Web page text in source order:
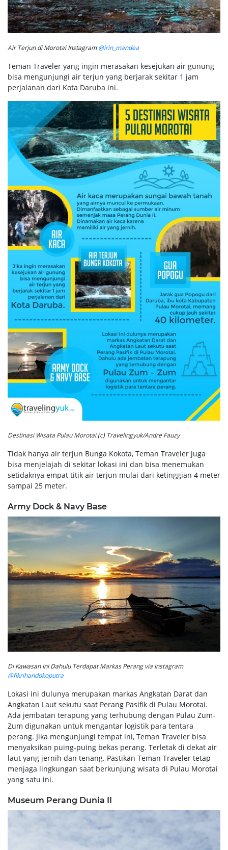
Air Terjun di Morotai Instagram@irin_mandea
Teman Traveler yang ingin merasakan kesejukan air gunung
bisa mengunjungi air terjun yang berjarak sekitar 1 jam
perjalanan dari Kota Daruba ini.
Destinasi Wisata Pulau Morotai (c) Travelingyuk/Andre Fauzy
Tidak hanya air terjun Bunga Kokota, Teman Traveler juga
bisa menjelajah di sekitar lokasi ini dan bisa menemukan
setidaknya empat titik air terjun mulai dari ketinggian 4 meter
sampai 25 meter.
Army Dock & Navy Base
Di Kawasan Ini Dahulu Terdapat Markas Perang via Instagram
@fikrihandokoputra
Lokasi ini dulunya merupakan markas Angkatan Darat dan
Angkatan Laut sekutu saat Perang Pasifik di Pulau Morotai.
Ada jembatan terapung yang terhubung dengan Pulau Zum-
Zum digunakan untuk mengantar logistik para tentara
perang. Jika mengunjungi tempat ini, Teman Traveler bisa
menyaksikan puing-puing bekas perang. Terletak di dekat air
laut yang jernih dan tenang. Pastikan Teman Traveler tetap
menjaga lingkungan saat berkunjung wisata di Pulau Morotai
yang satu ini.
Museum Perang Dunia II